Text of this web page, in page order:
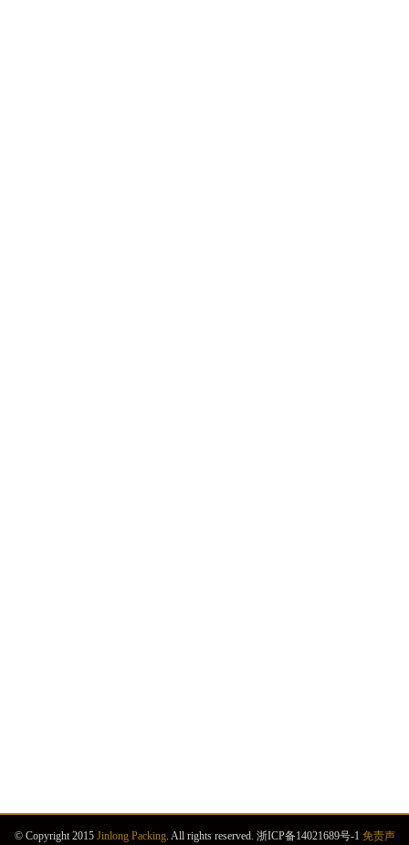
© Copyright 2015 Jinlong Packing. All rights reserved. 浙ICP备14021689号-1 免责声